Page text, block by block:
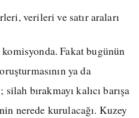
verileri ve satır araları
komisyonda. Fakat bugünün
ya da
bırakmayı kalıcı barışa
nerede kurulacağı. Kuzey